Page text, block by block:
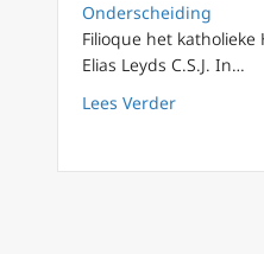
Onderscheiding
Filioque het katholieke
Elias Leyds C.S.J. In…
Lees Verderabout